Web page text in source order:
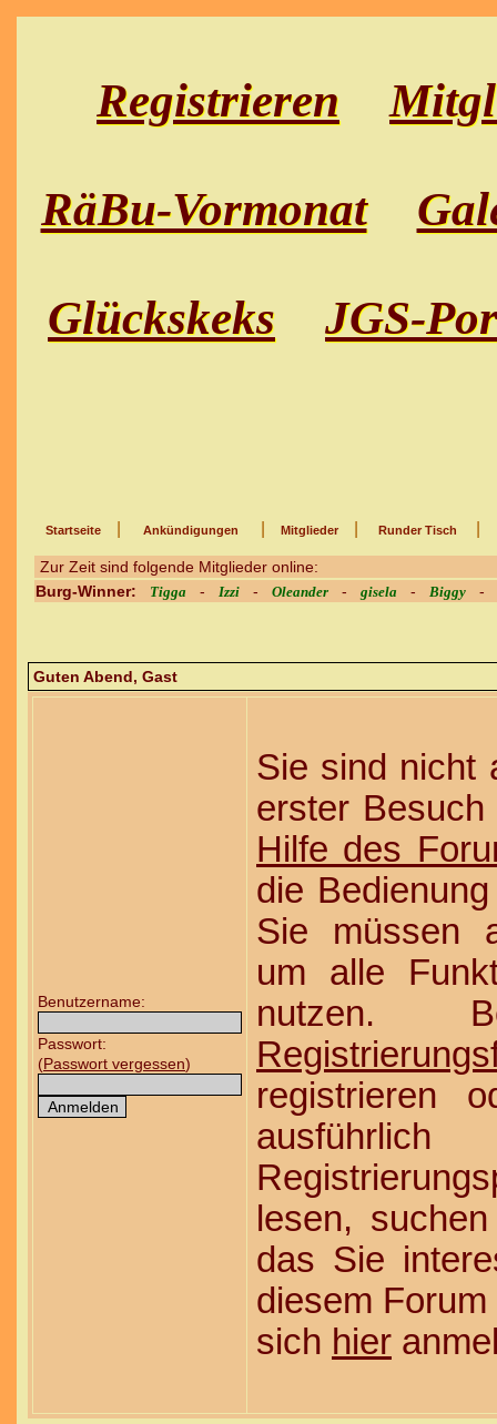
Registrieren
RäBu-Vormonat
Glückskeks JGS-
Startseite Ankündigungen Mitglieder Runder Tisch
Zur Zeit sind folgende Mitglieder online:
Burg-Winner:
Tigga - Izzi - Oleander - gisela - Biggy -
Guten Abend, Gast
Benutzername:
Passwort:
(Passwort vergessen)
Sie sind nicht
erster
Hilfe des
die
Sie müssen
um alle
nutzen.
registrieren
lesen,
das Sie
diesem
sich hier